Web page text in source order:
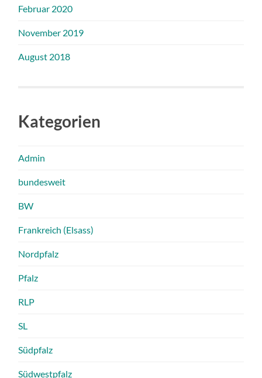
Februar 2020
November 2019
August 2018
Kategorien
Admin
bundesweit
BW
Frankreich (Elsass)
Nordpfalz
Pfalz
RLP
SL
Südpfalz
Südwestpfalz